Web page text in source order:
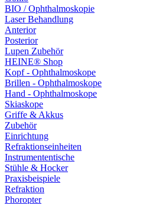
BIO / Ophthalmoskopie
Laser Behandlung
Anterior
Posterior
Lupen Zubehör
HEINE® Shop
Kopf - Ophthalmoskope
Brillen - Ophthalmoskope
Hand - Ophthalmoskope
Skiaskope
Griffe & Akkus
Zubehör
Einrichtung
Refraktionseinheiten
Instrumententische
Stühle & Hocker
Praxisbeispiele
Refraktion
Phoropter